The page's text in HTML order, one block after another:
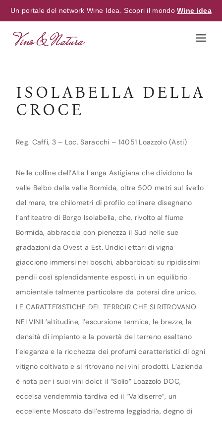
Un portale del network Wine Idea. Scopri il mondoWine idea
ISOLABELLA DELLA
CROCE
Reg. Caffi, 3 – Loc. Saracchi – 14051 Loazzolo (Asti)
Nelle colline dell’Alta Langa Astigiana che dividono la
valle Belbo dalla valle Bormida, oltre 500 metri sul livello
del mare, tre chilometri di profilo collinare disegnano
l’anfiteatro di Borgo Isolabella, che, rivolto al fiume
Bormida, abbraccia con pienezza il Sud nelle sue
gradazioni da Ovest a Est. Undici ettari di vigna
giacciono immersi nei boschi, abbarbicati su ripidissimi
pendii così splendidamente esposti, in un equilibrio
ambientale talmente particolare da potersi dire unico.
LE CARATTERISTICHE DEL TERROIR CHE SI RITROVANO
NEI VINIL’altitudine, l’escursione termica, le brezze, la
densità di impianto e la povertà del terreno esaltano
l’eleganza e la ricchezza dei profumi caratteristici di ogni
vitigno coltivato e si ritrovano nei vini prodotti. L’azienda
è nota per i suoi vini dolci: il “Solìo” Loazzolo DOC,
eccelsa vendemmia tardiva ed il “Valdiserre”, un
eccellente Moscato dall’estrema leggiadria, degno di